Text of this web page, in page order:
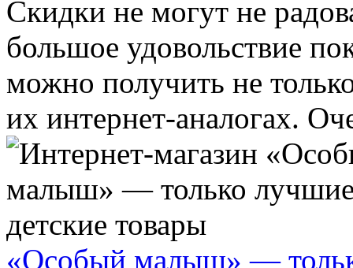
Скидки не могут не
большое удовольствие
можно получить не
их интернет-аналогах.
«Особый малыш» —